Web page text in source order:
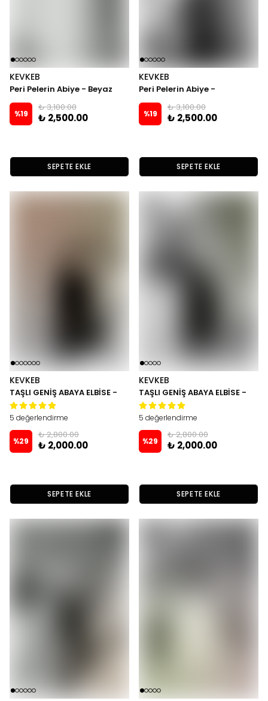
KEVKEB
Peri Pelerin Abiye - Beyaz
%19
₺ 3,100.00
₺ 2,500.00
SEPETE EKLE
KEVKEB
Peri Pelerin Abiye -
Mürdümm
%19
₺ 3,100.00
₺ 2,500.00
SEPETE EKLE
KEVKEB
TAŞLI GENİŞ ABAYA ELBİSE -
Lacivert
5 değerlendirme
%29
₺ 2,800.00
₺ 2,000.00
SEPETE EKLE
KEVKEB
TAŞLI GENİŞ ABAYA ELBİSE -
Siyah
5 değerlendirme
%29
₺ 2,800.00
₺ 2,000.00
SEPETE EKLE